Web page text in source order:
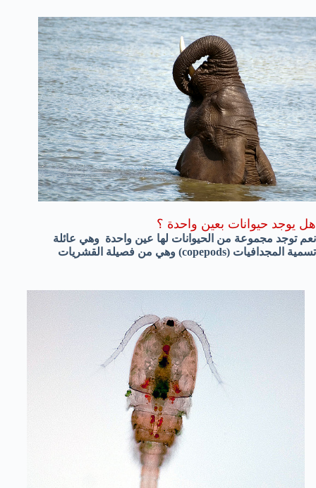
هل يوجد حيوانات بعين واحدة ؟
نعم توجد مجموعة من الحيوانات لها عين واحدة وهي عائلة
تسمية المجدافيات (copepods) وهي من فصيلة القشريات